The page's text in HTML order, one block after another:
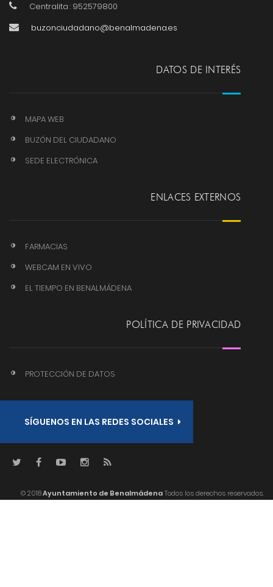
Centralita : 952579800
buzonciudadano@benalmadena.es
DATOS DE INTERÉS
MAPA WEB
BUZÓN DEL CIUDADANO
SEDE ELECTRÓNICA
ENLACES EXTERNOS
FARMACIAS
WEBCAM EN VIVO
EL TIEMPO EN BENALMÁDENA
POLÍTICA DE PRIVACIDAD
PROTECCIÓN DE DATOS
SÍGUENOS EN LAS REDES SOCIALES
© 2018Ayuntamiento de BenalmádenaTodos los derechos reservados.